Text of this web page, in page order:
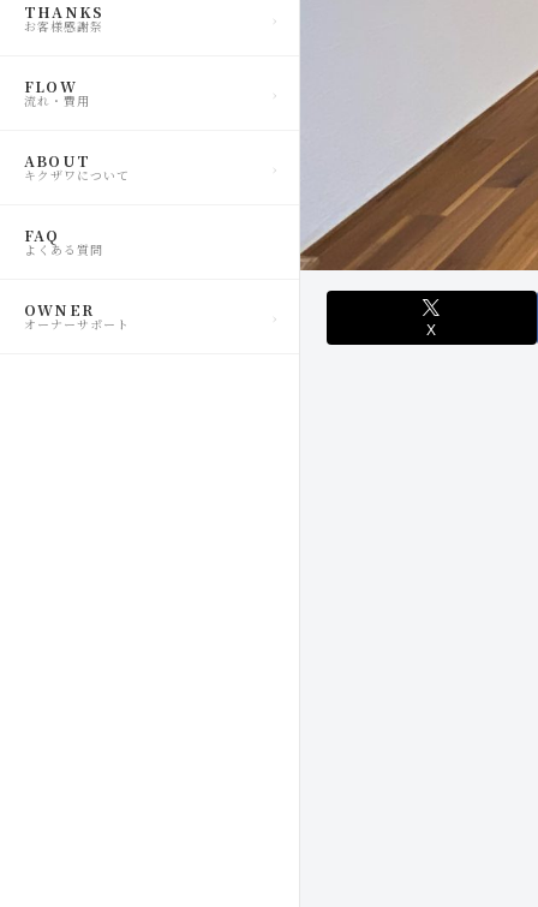
THANKS
お客様感謝祭
FLOW
流れ・費用
ABOUT
キクザワについて
FAQ
よくある質問
OWNER
オーナーサポート X